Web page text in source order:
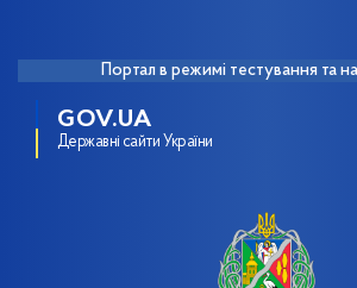
Портал в режимі тестування та
GOV.UA
Державні сайти України